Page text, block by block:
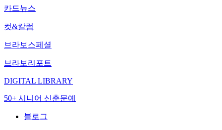
카드뉴스
컷&칼럼
브라보스페셜
브라보리포트
DIGITAL LIBRARY
50+ 시니어 신춘문예
블로그